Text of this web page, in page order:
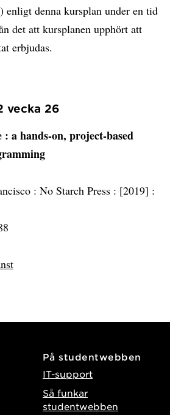
denna kursplan under en tid
det att kursplanen upphört att
erbjudas.
vecka 26
: a hands-on, project-based
: No Starch Press : [2019] :
På studentwebben
IT-support
Så funkar
studentwebben